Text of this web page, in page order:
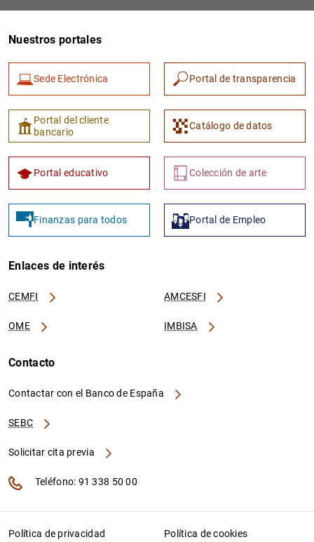
1 2
Nuestros portales
Sede Electrónica Portal de transparencia
Portal del cliente
bancario
Catálogo de datos
Portal educativo Colección de arte
Finanzas para todos Portal de Empleo
Enlaces de interés
CEMFI AMCESFI
OME IMBISA
Contacto
Contactar con el Banco de España
SEBC
Solicitar cita previa
Teléfono: 91 338 50 00
Política de privacidad Política de cookies